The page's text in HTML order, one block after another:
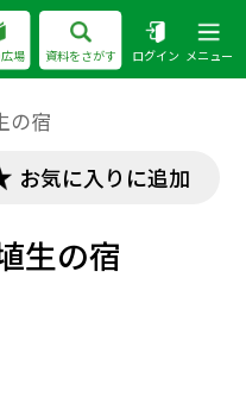
場 資料をさがす ログイン メニュー
の宿
お気に入りに追加
生の宿